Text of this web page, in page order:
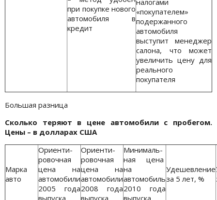
при покупке нового
автомобиля в
кредит
«покупателем»
подержанного
автомобиля
выступит менеджер
салона, что может
увеличить цену для
реального
покупателя
Большая разница
Сколько теряют в цене автомобили с пробегом.
Цены – в долларах США
Марка
авто
Ориенти-
ровочная
цена на
автомобили
2005 года
выпуска
Ориенти-
ровочная
цена на
автомобили
2008 года
выпуска
Минималь-
ная цена
на
автомобиль
2010 года
выпуска
Удешевление
за 5 лет, %